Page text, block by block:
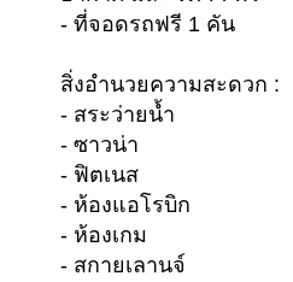
- ที่จอดรถฟรี 1 คัน
สิ่งอำนวยความสะดวก :
- สระว่ายน้ำ
- ซาวน่า
- ฟิตเนส
- ห้องแอโรบิก
- ห้องเกม
- สกายเลานจ์